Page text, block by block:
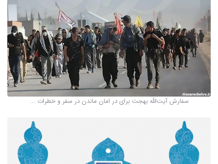
سفارش آیت‌الله بهجت برای در امان ماندن در سفر و خطرات ...